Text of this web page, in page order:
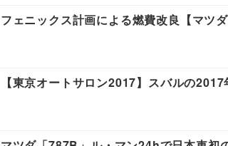
フェニックス計画による燃費改良【マツ
【東京オートサロン2017】スバルの